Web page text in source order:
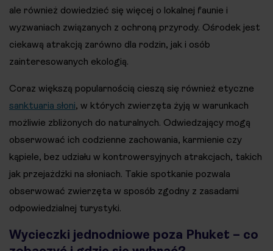
ale również dowiedzieć się więcej o lokalnej faunie i
wyzwaniach związanych z ochroną przyrody. Ośrodek jest
ciekawą atrakcją zarówno dla rodzin, jak i osób
zainteresowanych ekologią.
Coraz większą popularnością cieszą się również etyczne
sanktuaria słoni, w których zwierzęta żyją w warunkach
możliwie zbliżonych do naturalnych. Odwiedzający mogą
obserwować ich codzienne zachowania, karmienie czy
kąpiele, bez udziału w kontrowersyjnych atrakcjach, takich
jak przejażdżki na słoniach. Takie spotkanie pozwala
obserwować zwierzęta w sposób zgodny z zasadami
odpowiedzialnej turystyki.
Wycieczki jednodniowe poza Phuket – co